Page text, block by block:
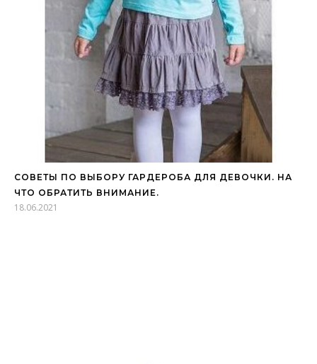
СОВЕТЫ ПО ВЫБОРУ ГАРДЕРОБА ДЛЯ ДЕВОЧКИ. НА
ЧТО ОБРАТИТЬ ВНИМАНИЕ.
18.06.2021